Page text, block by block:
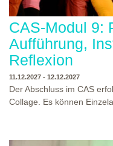
CAS-Modul 9:
Aufführung,
Reflexion
11.12.2027 - 12.12.2027
Der Abschluss im CAS
Collage. Es können
Ausbildungsprogramm zu